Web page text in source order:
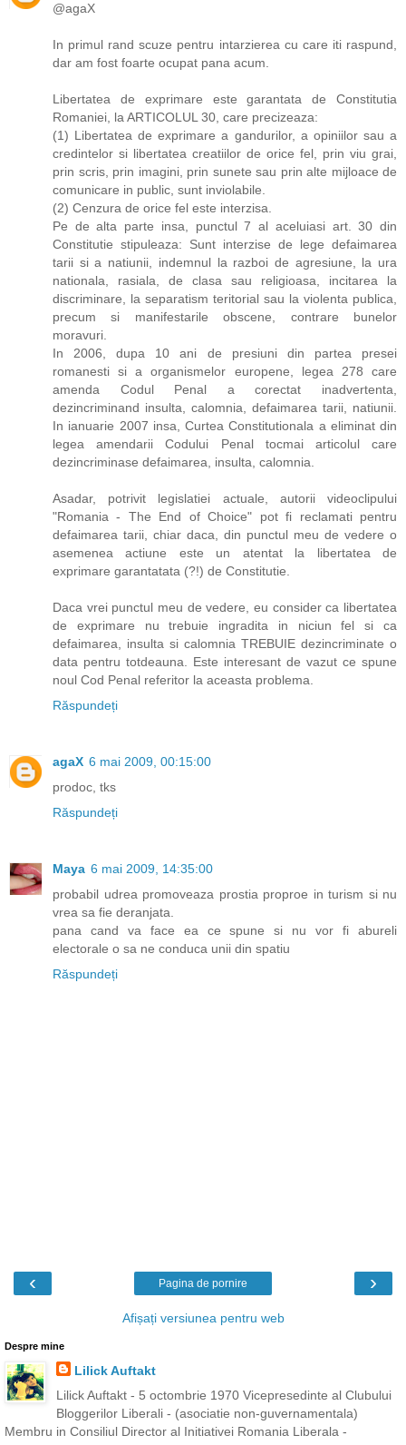
@agaX
In primul rand scuze pentru intarzierea cu care iti raspund,
dar am fost foarte ocupat pana acum.
Libertatea de exprimare este garantata de Constitutia
Romaniei, la ARTICOLUL 30, care precizeaza:
(1) Libertatea de exprimare a gandurilor, a opiniilor sau a
credintelor si libertatea creatiilor de orice fel, prin viu grai,
prin scris, prin imagini, prin sunete sau prin alte mijloace de
comunicare in public, sunt inviolabile.
(2) Cenzura de orice fel este interzisa.
Pe de alta parte insa, punctul 7 al aceluiasi art. 30 din
Constitutie stipuleaza: Sunt interzise de lege defaimarea
tarii si a natiunii, indemnul la razboi de agresiune, la ura
nationala, rasiala, de clasa sau religioasa, incitarea la
discriminare, la separatism teritorial sau la violenta publica,
precum si manifestarile obscene, contrare bunelor
moravuri.
In 2006, dupa 10 ani de presiuni din partea presei
romanesti si a organismelor europene, legea 278 care
amenda Codul Penal a corectat inadvertenta,
dezincriminand insulta, calomnia, defaimarea tarii, natiunii.
In ianuarie 2007 insa, Curtea Constitutionala a eliminat din
legea amendarii Codului Penal tocmai articolul care
dezincriminase defaimarea, insulta, calomnia.
Asadar, potrivit legislatiei actuale, autorii videoclipului
"Romania - The End of Choice" pot fi reclamati pentru
defaimarea tarii, chiar daca, din punctul meu de vedere o
asemenea actiune este un atentat la libertatea de
exprimare garantatata (?!) de Constitutie.
Daca vrei punctul meu de vedere, eu consider ca libertatea
de exprimare nu trebuie ingradita in niciun fel si ca
defaimarea, insulta si calomnia TREBUIE dezincriminate o
data pentru totdeauna. Este interesant de vazut ce spune
noul Cod Penal referitor la aceasta problema.
Răspundeți
agaX 6 mai 2009, 00:15:00
prodoc, tks
Răspundeți
Maya 6 mai 2009, 14:35:00
probabil udrea promoveaza prostia proproe in turism si nu
vrea sa fie deranjata.
pana cand va face ea ce spune si nu vor fi abureli
electorale o sa ne conduca unii din spatiu
Răspundeți
‹ ›
Pagina de pornire
Afișați versiunea pentru web
Despre mine
Lilick Auftakt
Lilick Auftakt - 5 octombrie 1970 Vicepresedinte al Clubului
Bloggerilor Liberali - (asociatie non-guvernamentala)
Membru in Consiliul Director al Initiativei Romania Liberala -